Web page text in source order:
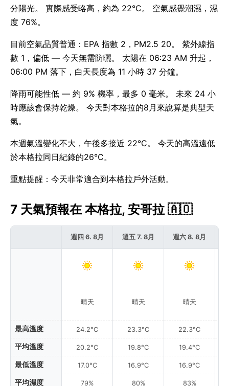
分陽光。 實際感受略高，約為 22°C。 空氣感覺潮濕，濕
度 76%。
目前空氣品質普通：EPA 指數 2，PM2.5 20。 紫外線指
數 1，偏低 — 今天無需防曬。 太陽在 06:23 AM 升起，
06:00 PM 落下，白天長度為 11 小時 37 分鐘。
降雨可能性低 — 約 9% 機率，最多 0 毫米。 未來 24 小
時應該會保持乾燥。 今天對本格拉的8月來說算是典型天
氣。
本週氣溫變化不大，午後多接近 22°C。 今天的高溫遠低
於本格拉同日紀錄的26°C。
重點提醒：今天非常適合到本格拉戶外活動。
7 天氣預報在 本格拉, 安哥拉 🇦🇴
最高溫度
平均溫度
最低溫度
平均濕度
週四 6. 8月
晴天
24.2°C
20.2°C
17.0°C
79%
週五 7. 8月
晴天
23.3°C
19.8°C
16.9°C
80%
週六 8. 8月
晴天
22.3°C
19.4°C
16.9°C
83%